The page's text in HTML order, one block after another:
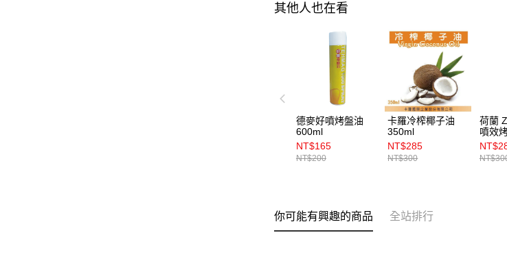
其他人也在看
德麥好噴烤盤油
600ml
NT$165
NT$200
卡羅冷榨椰子油
350ml
NT$285
NT$300
荷蘭
噴效
你可能有興趣的商品 全站排行